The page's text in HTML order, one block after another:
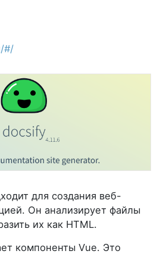
#/
для создания веб-
Он анализирует файлы
их как HTML.
компоненты Vue. Это